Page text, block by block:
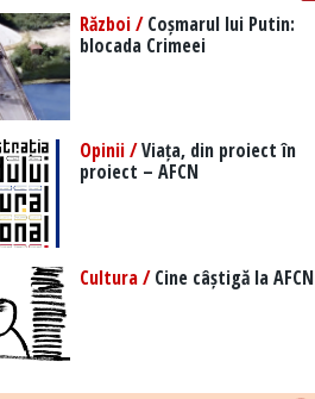
Război /Coșmarul lui Putin:
blocada Crimeei
Opinii /Viața, din proiect în
proiect – AFCN
Cultura /Cine câștigă la AFCN